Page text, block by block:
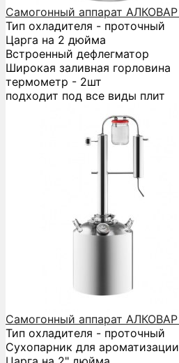
Самогонный аппарат
Тип охладителя - проточный
Царга на 2 дюйма
Встроенный дефлегматор
Широкая заливная горловина
термометр - 2шт
подходит под все виды плит
Самогонный аппарат
Тип охладителя - проточный
Сухопарник для ароматизации